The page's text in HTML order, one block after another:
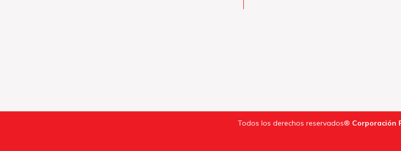
Todos los derechos reservados® Corporación